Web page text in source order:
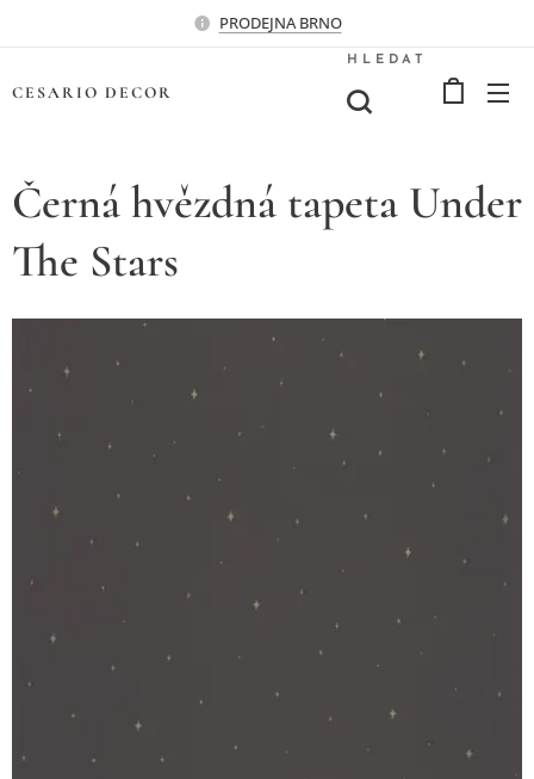
PRODEJNA BRNO
CESARIO DECOR
HLEDAT
Černá hvězdná tapeta Under
The Stars